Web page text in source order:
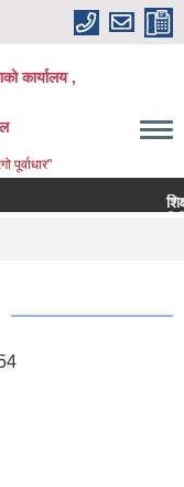
कार्यालय ,
पूर्वाधार"
शिक्षक